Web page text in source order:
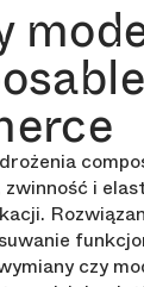
zwinność i
czy